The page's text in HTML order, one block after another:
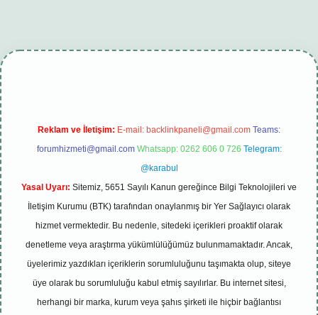
tambet girişbetexper güncel
Reklam ve İletişim: E-mail: backlinkpaneli@gmail.com Teams:
forumhizmeti@gmail.com Whatsapp: 0262 606 0 726 Telegram:
@karabul
Yasal Uyarı: Sitemiz, 5651 Sayılı Kanun gereğince Bilgi Teknolojileri ve
İletişim Kurumu (BTK) tarafından onaylanmış bir Yer Sağlayıcı olarak
hizmet vermektedir. Bu nedenle, sitedeki içerikleri proaktif olarak
denetleme veya araştırma yükümlülüğümüz bulunmamaktadır. Ancak,
üyelerimiz yazdıkları içeriklerin sorumluluğunu taşımakta olup, siteye
üye olarak bu sorumluluğu kabul etmiş sayılırlar. Bu internet sitesi,
herhangi bir marka, kurum veya şahıs şirketi ile hiçbir bağlantısı